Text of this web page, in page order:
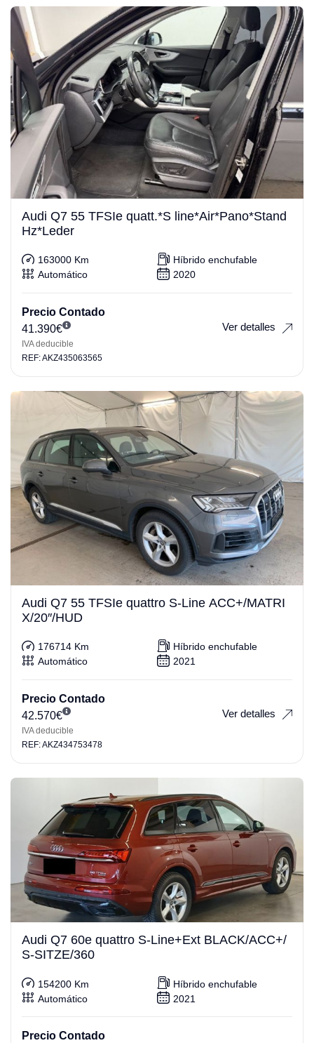
Audi Q7 55 TFSIe quatt.*S line*Air*Pano*Stand
Hz*Leder
163000 Km
Híbrido enchufable
Automático
2020
Precio Contado
41.390€
IVA deducible
Ver detalles
REF: AKZ435063565
Audi Q7 55 TFSIe quattro S-Line ACC+/MATRI
X/20″/HUD
176714 Km
Híbrido enchufable
Automático
2021
Precio Contado
42.570€
IVA deducible
Ver detalles
REF: AKZ434753478
Audi Q7 60e quattro S-Line+Ext BLACK/ACC+/
S-SITZE/360
154200 Km
Híbrido enchufable
Automático
2021
Precio Contado